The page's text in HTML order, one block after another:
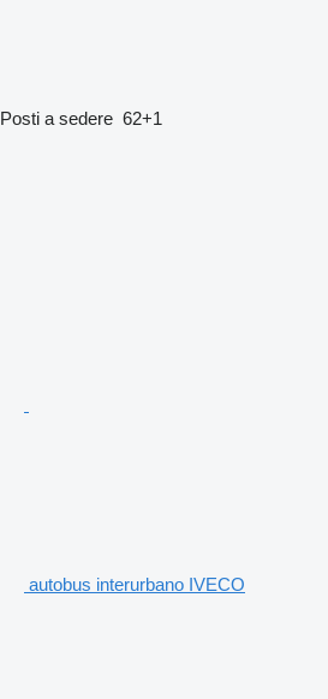
Posti a sedere 62+1
autobus interurbano IVECO